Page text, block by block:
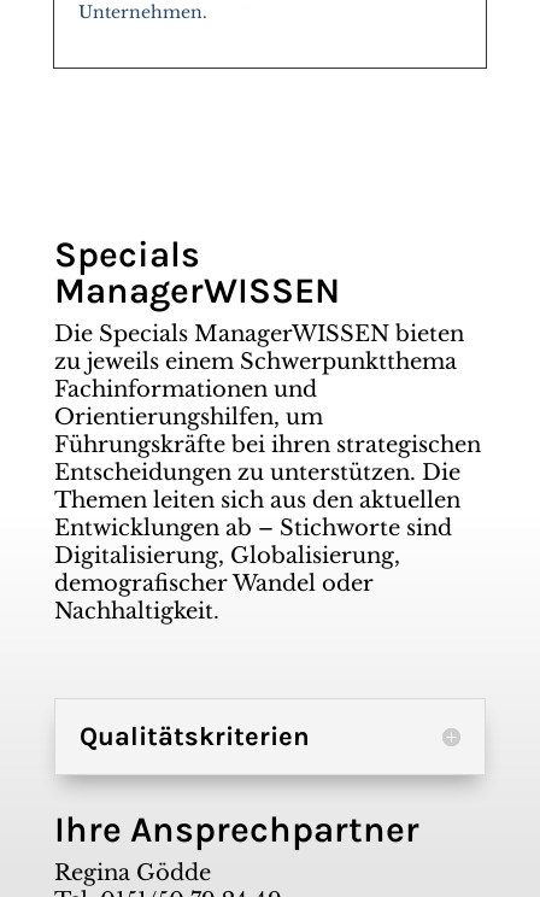
Unternehmen.
Specials
ManagerWISSEN
Die Specials ManagerWISSEN bieten
zu jeweils einem Schwerpunktthema
Fachinformationen und
Orientierungshilfen, um
Führungskräfte bei ihren strategischen
Entscheidungen zu unterstützen. Die
Themen leiten sich aus den aktuellen
Entwicklungen ab – Stichworte sind
Digitalisierung, Globalisierung,
demografischer Wandel oder
Nachhaltigkeit.
Qualitätskriterien
Ihre Ansprechpartner
Regina Gödde